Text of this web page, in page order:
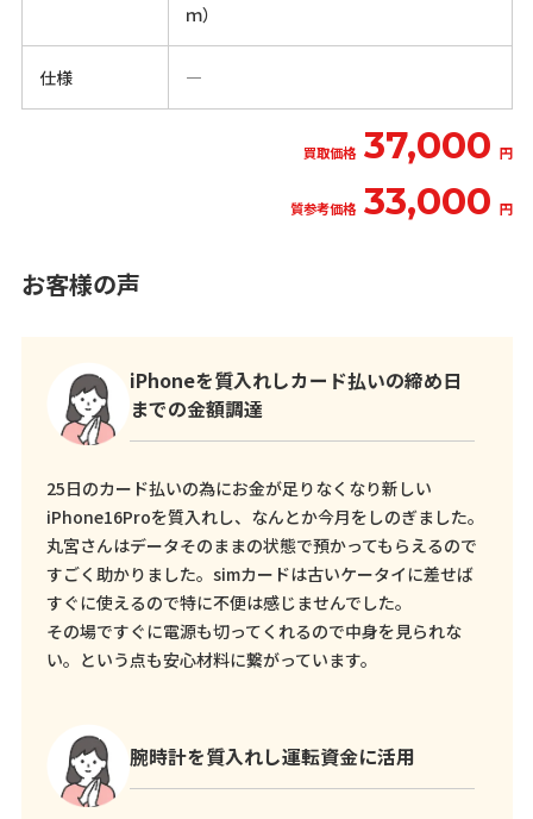
ｍ）
仕様 ―
買取価格 37,000 円
質参考価格 33,000 円
お客様の声
iPhoneを質入れしカード払いの締め日
までの金額調達
25日のカード払いの為にお金が足りなくなり新しい
iPhone16Proを質入れし、なんとか今月をしのぎました。
丸宮さんはデータそのままの状態で預かってもらえるので
すごく助かりました。simカードは古いケータイに差せば
すぐに使えるので特に不便は感じませんでした。
その場ですぐに電源も切ってくれるので中身を見られな
い。という点も安心材料に繋がっています。
腕時計を質入れし運転資金に活用